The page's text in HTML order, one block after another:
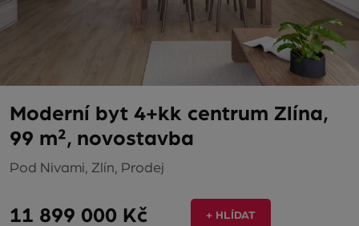
Moderní byt 4+kk centrum Zlína,
99 m², novostavba
Pod Nivami, Zlín, Prodej
11 899 000 Kč + HLÍDAT